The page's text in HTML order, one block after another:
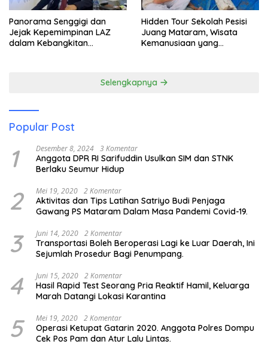
Panorama Senggigi dan
Jejak Kepemimpinan LAZ
dalam Kebangkitan
Hidden Tour Sekolah Pesisi
Juang Mataram, Wisata
Kemanusiaan yang
Selengkapnya
Popular Post
1 Desember 8, 2024 3 Komentar
Anggota DPR RI Sarifuddin Usulkan SIM dan STNK
Berlaku Seumur Hidup
2 Mei 19, 2020 2 Komentar
Aktivitas dan Tips Latihan Satriyo Budi Penjaga
Gawang PS Mataram Dalam Masa Pandemi Covid-19.
3 Juni 14, 2020 2 Komentar
Transportasi Boleh Beroperasi Lagi ke Luar Daerah, Ini
Sejumlah Prosedur Bagi Penumpang.
4 Juni 15, 2020 2 Komentar
Hasil Rapid Test Seorang Pria Reaktif Hamil, Keluarga
Marah Datangi Lokasi Karantina
5 Mei 19, 2020 2 Komentar
Operasi Ketupat Gatarin 2020. Anggota Polres Dompu
Cek Pos Pam dan Atur Lalu Lintas.